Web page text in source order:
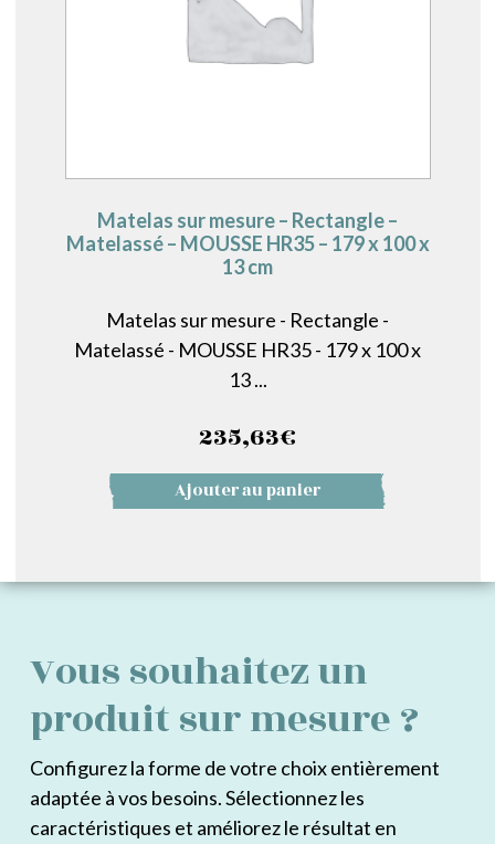
Matelas sur mesure – Rectangle –
Matelassé – MOUSSE HR35 – 179 x 100 x
13 cm
Matelas sur mesure - Rectangle -
Matelassé - MOUSSE HR35 - 179 x 100 x
13 ...
235,63€
Ajouter au panier
Vous souhaitez un
produit sur mesure ?
Configurez la forme de votre choix entièrement
adaptée à vos besoins. Sélectionnez les
caractéristiques et améliorez le résultat en